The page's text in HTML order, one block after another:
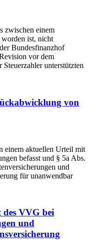
zwischen einem
ist, nicht
Bundesfinanzhof
vor dem
unterstützten
von
einem aktuellen Urteil mit
befasst und § 5a Abs.
und
für unanwendbar
des VVG bei
und